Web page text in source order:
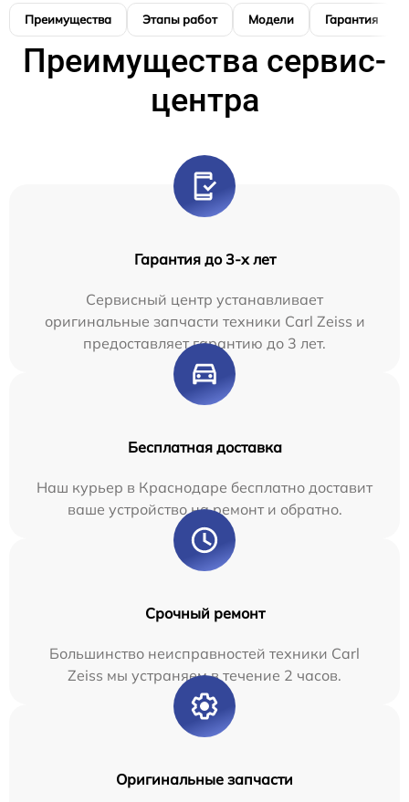
Преимущества Этапы работ Модели Гарантия
Преимущества сервис-
центра
Гарантия до 3-х лет
Сервисный центр устанавливает
оригинальные запчасти техники Carl Zeiss и
предоставляет гарантию до 3 лет.
Бесплатная доставка
Наш курьер в Краснодаре бесплатно доставит
ваше устройство на ремонт и обратно.
Срочный ремонт
Большинство неисправностей техники Carl
Zeiss мы устраняем в течение 2 часов.
Оригинальные запчасти